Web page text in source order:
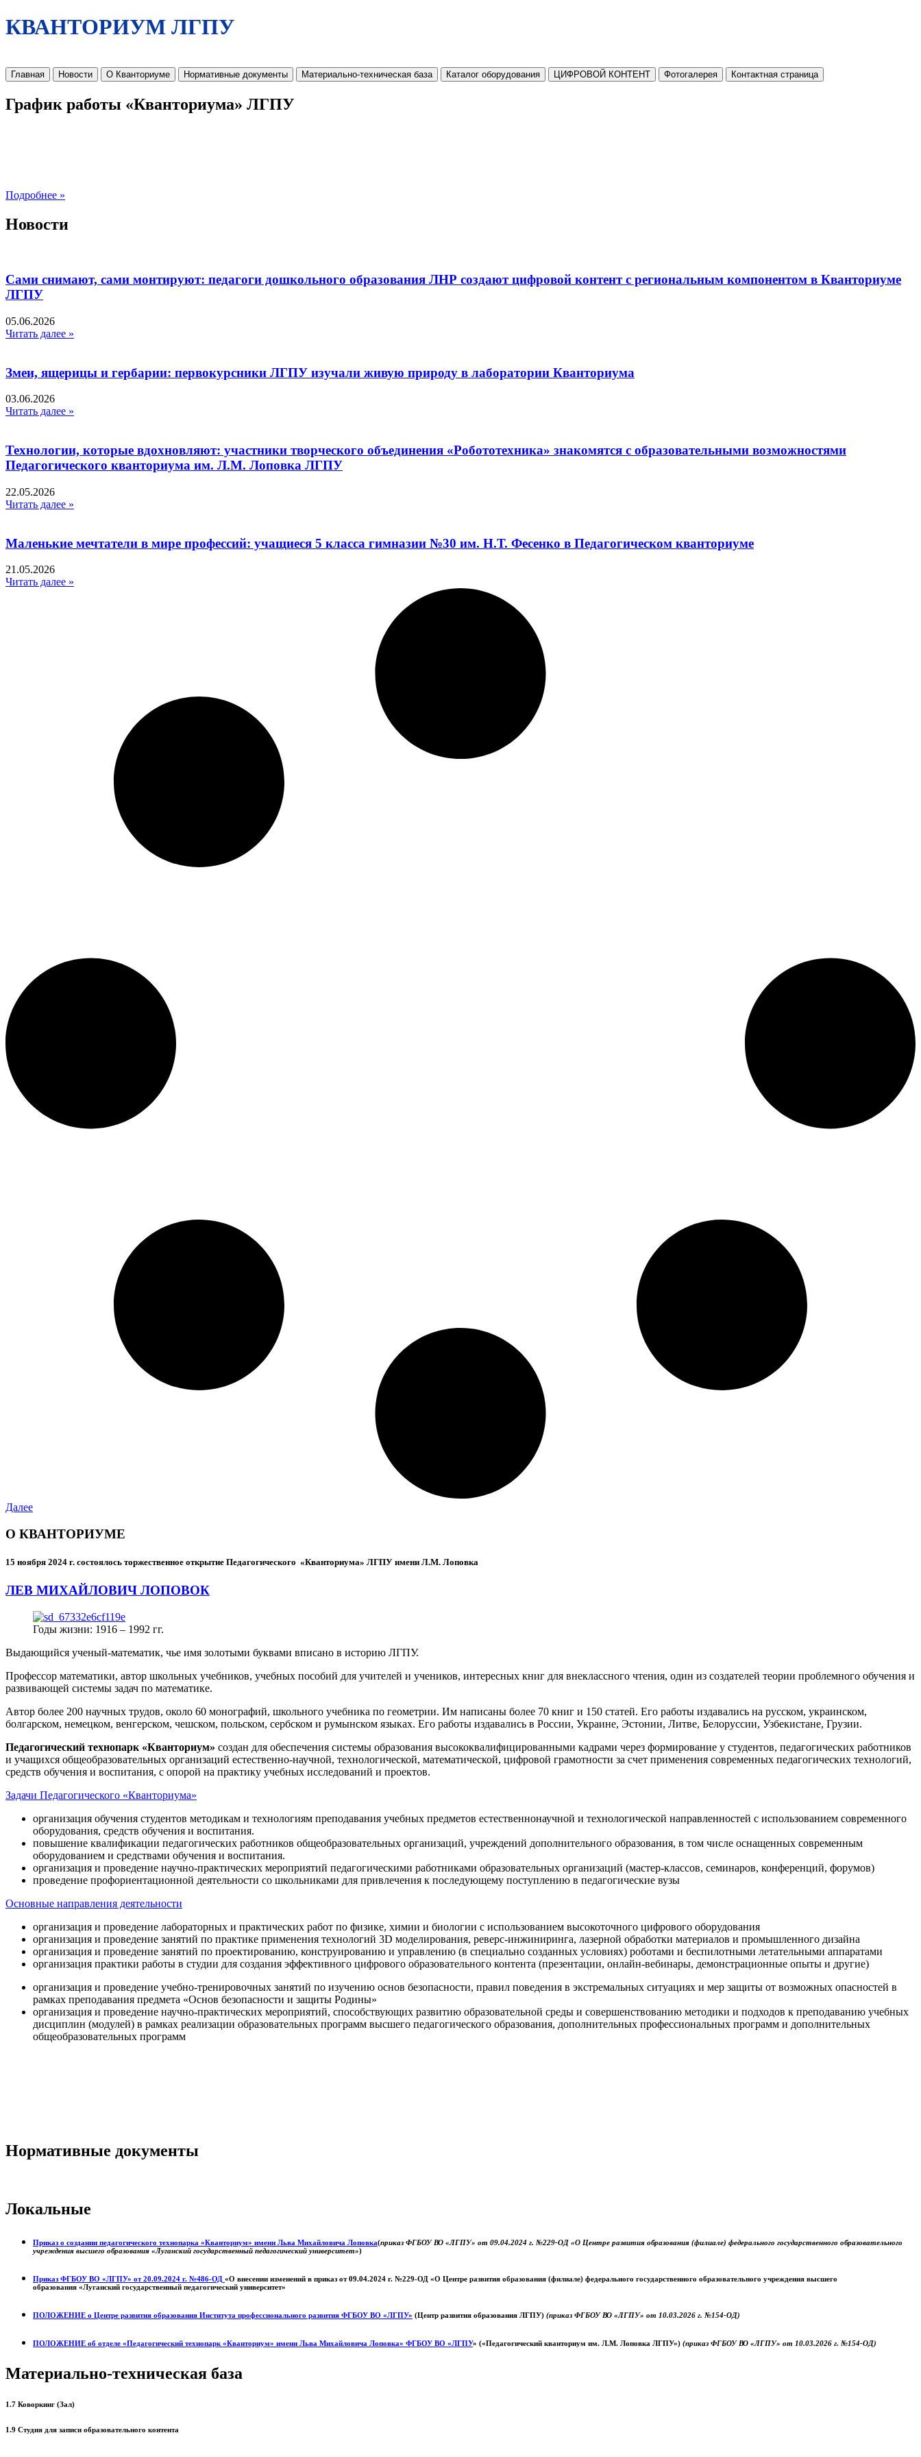
КВАНТОРИУМ ЛГПУ
Главная Новости О Кванториуме Нормативные документы Материально-техническая база Каталог оборудования ЦИФРОВОЙ КОНТЕНТ Фотогалерея Контактная страница
График работы «Кванториума» ЛГПУ
Подробнее »
Новости
Сами снимают, сами монтируют: педагоги дошкольного образования ЛНР создают цифровой контент с региональным компонентом в Кванториуме
ЛГПУ​
05.06.2026
Читать далее »
Змеи, ящерицы и гербарии: первокурсники ЛГПУ изучали живую природу в лаборатории Кванториума
03.06.2026
Читать далее »
Технологии, которые вдохновляют: участники творческого объединения «Робототехника» знакомятся с образовательными возможностями
Педагогического кванториума им. Л.М. Лоповка ЛГПУ
22.05.2026
Читать далее »
Маленькие мечтатели в мире профессий: учащиеся 5 класса гимназии №30 им. Н.Т. Фесенко в Педагогическом кванториуме
21.05.2026
Читать далее »
Далее
О КВАНТОРИУМЕ
15 ноября 2024 г. состоялось торжественное открытие Педагогического «Кванториума» ЛГПУ имени Л.М. Лоповка
ЛЕВ МИХАЙЛОВИЧ ЛОПОВОК
Годы жизни: 1916 – 1992 гг.
Выдающийся ученый-математик, чье имя золотыми буквами вписано в историю ЛГПУ.
Профессор математики, автор школьных учебников, учебных пособий для учителей и учеников, интересных книг для внеклассного чтения, один из создателей теории проблемного обучения и
развивающей системы задач по математике.
Автор более 200 научных трудов, около 60 монографий, школьного учебника по геометрии. Им написаны более 70 книг и 150 статей. Его работы издавались на русском, украинском,
болгарском, немецком, венгерском, чешском, польском, сербском и румынском языках. Его работы издавались в России, Украине, Эстонии, Литве, Белоруссии, Узбекистане, Грузии.
Педагогический технопарк «Кванториум» создан для обеспечения системы образования высококвалифицированными кадрами через формирование у студентов, педагогических работников
и учащихся общеобразовательных организаций естественно-научной, технологической, математической, цифровой грамотности за счет применения современных педагогических технологий,
средств обучения и воспитания, с опорой на практику учебных исследований и проектов.
Задачи Педагогического «Кванториума»
организация обучения студентов методикам и технологиям преподавания учебных предметов естественнонаучной и технологической направленностей с использованием современного
оборудования, средств обучения и воспитания.
повышение квалификации педагогических работников общеобразовательных организаций, учреждений дополнительного образования, в том числе оснащенных современным
оборудованием и средствами обучения и воспитания.
организация и проведение научно-практических мероприятий педагогическими работниками образовательных организаций (мастер-классов, семинаров, конференций, форумов)
проведение профориентационной деятельности со школьниками для привлечения к последующему поступлению в педагогические вузы
Основные направления деятельности
организация и проведение лабораторных и практических работ по физике, химии и биологии с использованием высокоточного цифрового оборудования
организация и проведение занятий по практике применения технологий 3D моделирования, реверс-инжиниринга, лазерной обработки материалов и промышленного дизайна
организация и проведение занятий по проектированию, конструированию и управлению (в специально созданных условиях) роботами и беспилотными летательными аппаратами
организация практики работы в студии для создания эффективного цифрового образовательного контента (презентации, онлайн-вебинары, демонстрационные опыты и другие)
организация и проведение учебно-тренировочных занятий по изучению основ безопасности, правил поведения в экстремальных ситуациях и мер защиты от возможных опасностей в
рамках преподавания предмета «Основ безопасности и защиты Родины»
организация и проведение научно-практических мероприятий, способствующих развитию образовательной среды и совершенствованию методики и подходов к преподаванию учебных
дисциплин (модулей) в рамках реализации образовательных программ высшего педагогического образования, дополнительных профессиональных программ и дополнительных
общеобразовательных программ
Нормативные документы
Локальные
Приказ о создании педагогического технопарка «Кванториум» имени Льва Михайловича Лоповка(приказ ФГБОУ ВО «ЛГПУ» от 09.04.2024 г. №229-ОД «О Центре развития образования (филиале) федерального государственного образовательного
учреждения высшего образования «Луганский государственный педагогический университет»)
Приказ ФГБОУ ВО «ЛГПУ» от 20.09.2024 г. №486-ОД «О внесении изменений в приказ от 09.04.2024 г. №229-ОД «О Центре развития образования (филиале) федерального государственного образовательного учреждения высшего
образования «Луганский государственный педагогический университет»
ПОЛОЖЕНИЕ о Центре развития образования Института профессионального развития ФГБОУ ВО «ЛГПУ» (Центр развития образования ЛГПУ) (приказ ФГБОУ ВО «ЛГПУ» от 10.03.2026 г. №154-ОД)
ПОЛОЖЕНИЕ об отделе «Педагогический технопарк «Кванториум» имени Льва Михайловича Лоповка» ФГБОУ ВО «ЛГПУ» («Педагогический кванториум им. Л.М. Лоповка ЛГПУ») (приказ ФГБОУ ВО «ЛГПУ» от 10.03.2026 г. №154-ОД)
Материально-техническая база
1.7 Коворкинг (Зал)
1.9 Студия для записи образовательного контента